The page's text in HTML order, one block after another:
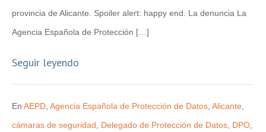
provincia de Alicante. Spoiler alert: happy end. La denuncia La
Agencia Española de Protección […]
Seguir leyendo
En AEPD Agencia Española de Protección de Datos Alicante
cámaras de seguridad
Delegado de Protección de Datos DPO